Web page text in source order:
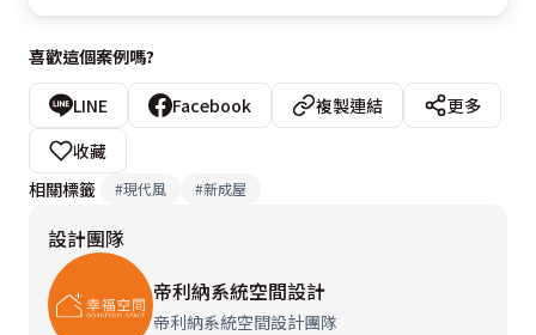
喜歡這個案例嗎?
LINE Facebook 複製連結
更多
收藏
相關標籤
#現代風 #新成屋
設計團隊
帝利納系統空間設計
帝利納系統空間設計團隊